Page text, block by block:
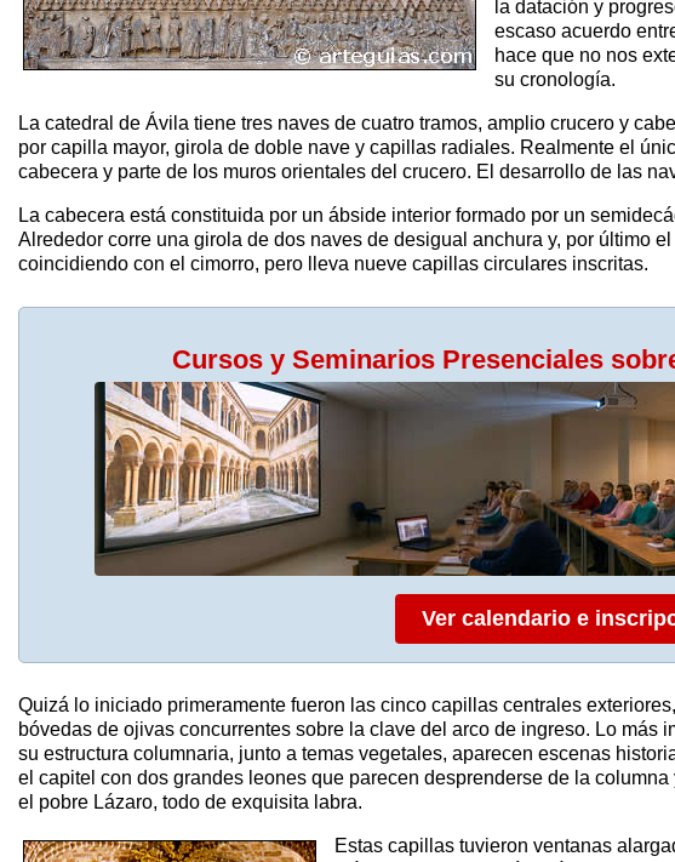
la datación y
escaso acuerdo
hace que no nos
su cronología.
La catedral de Ávila tiene tres naves de cuatro tramos, amplio crucero y
por capilla mayor, girola de doble nave y capillas radiales. Realmente el
cabecera y parte de los muros orientales del crucero. El desarrollo de las
La cabecera está constituida por un ábside interior formado por un
Alrededor corre una girola de dos naves de desigual anchura y, por último
coincidiendo con el cimorro, pero lleva nueve capillas circulares inscritas.
Cursos y Seminarios Presenciales
Ver calendario e
Quizá lo iniciado primeramente fueron las cinco capillas centrales
bóvedas de ojivas concurrentes sobre la clave del arco de ingreso. Lo más
su estructura columnaria, junto a temas vegetales, aparecen escenas
el capitel con dos grandes leones que parecen desprenderse de la
el pobre Lázaro, todo de exquisita labra.
Estas capillas tuvieron ventanas